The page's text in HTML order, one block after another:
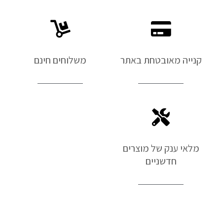
קנייה מאובטחת באתר משלוחים חינם
מלאי ענק של מוצרים
חדשניים